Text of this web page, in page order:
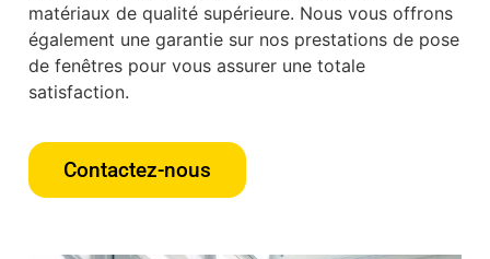
matériaux de qualité supérieure. Nous vous offrons
également une garantie sur nos prestations de pose
de fenêtres pour vous assurer une totale
satisfaction.
Contactez-nous